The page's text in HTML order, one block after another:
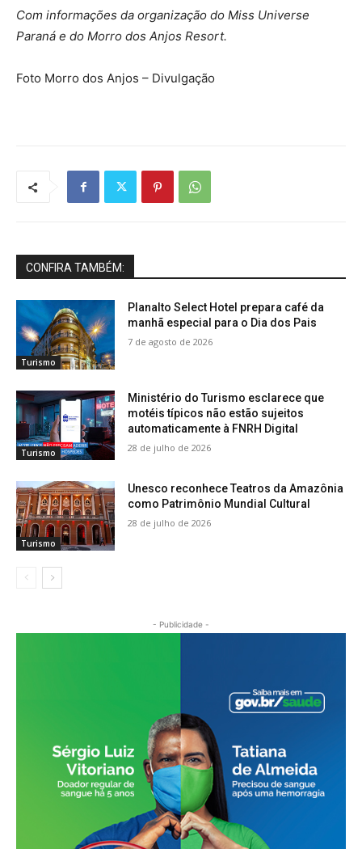
Com informações da organização do Miss Universe
Paraná e do Morro dos Anjos Resort.
Foto Morro dos Anjos – Divulgação
CONFIRA TAMBÉM:
Turismo
Planalto Select Hotel prepara café da
manhã especial para o Dia dos Pais
7 de agosto de 2026
Turismo
Ministério do Turismo esclarece que
motéis típicos não estão sujeitos
automaticamente à FNRH Digital
28 de julho de 2026
Turismo
Unesco reconhece Teatros da Amazônia
como Patrimônio Mundial Cultural
28 de julho de 2026
- Publicidade -